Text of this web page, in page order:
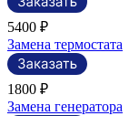
5400 ₽
Замена термостата
1800 ₽
Замена генератора